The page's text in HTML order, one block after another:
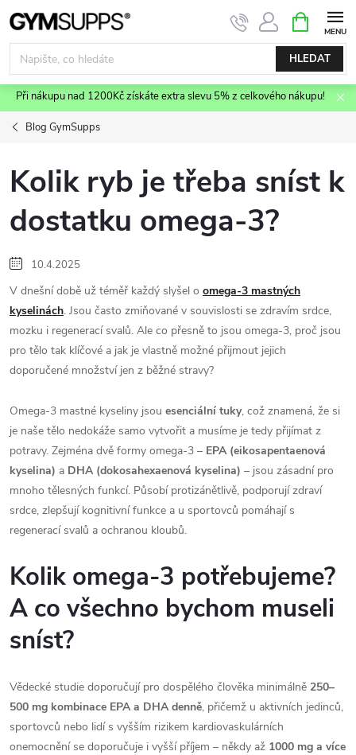
Přejít
na
obsah
HLEDAT
NÁKUPNÍ
KOŠÍK
Při nákupu nad 1200Kč získáte extra slevu 5% z celkového nákupu!
Blog GymSupps
Kolik ryb je třeba sníst k
dostatku omega-3?
10.4.2025
V dnešní době už téměř každý slyšel o omega-3 mastných
kyselinách. Jsou často zmiňované v souvislosti se zdravím srdce,
mozku i regenerací svalů. Ale co přesně to jsou omega-3, proč jsou
pro tělo tak klíčové a jak je vlastně možné přijmout jejich
doporučené množství jen z běžné stravy?
Omega-3 mastné kyseliny jsou esenciální tuky, což znamená, že si
je naše tělo nedokáže samo vytvořit a musíme je tedy přijímat z
potravy. Zejména dvě formy omega-3 – EPA (eikosapentaenová
kyselina) a DHA (dokosahexaenová kyselina) – jsou zásadní pro
mnoho tělesných funkcí. Působí protizánětlivě, podporují zdraví
srdce, zlepšují kognitivní funkce a u sportovců pomáhají s
regenerací svalů a ochranou kloubů.
Kolik omega-3 potřebujeme?
A co všechno bychom museli
sníst?
Vědecké studie doporučují pro dospělého člověka minimálně 250–
500 mg kombinace EPA a DHA denně, přičemž u aktivních jedinců,
sportovců nebo lidí s vyšším rizikem kardiovaskulárních
onemocnění se doporučuje i vyšší příjem – někdy až 1000 mg a více